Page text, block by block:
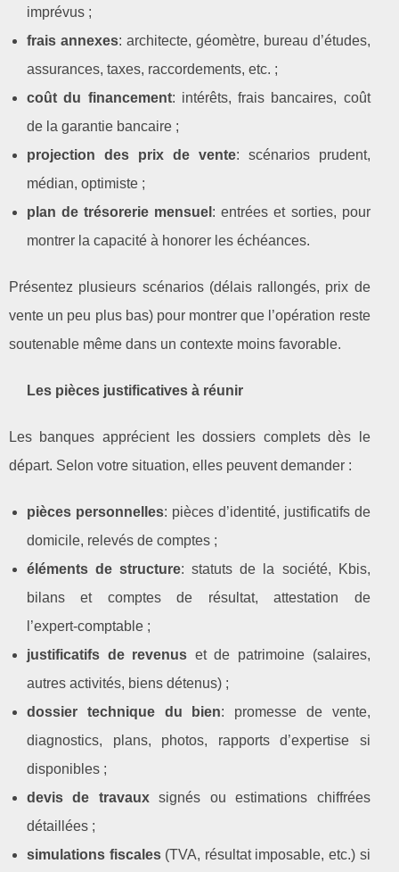
imprévus ;
frais annexes: architecte, géomètre, bureau d’études,
assurances, taxes, raccordements, etc. ;
coût du financement: intérêts, frais bancaires, coût
de la garantie bancaire ;
projection des prix de vente: scénarios prudent,
médian, optimiste ;
plan de trésorerie mensuel : entrées et sorties, pour
montrer la capacité à honorer les échéances.
Présentez plusieurs scénarios (délais rallongés, prix de
vente un peu plus bas) pour montrer que l’opération reste
soutenable même dans un contexte moins favorable.
Les pièces justificatives à réunir
Les banques apprécient les dossiers complets dès le
départ. Selon votre situation, elles peuvent demander :
pièces personnelles: pièces d’identité, justificatifs de
domicile, relevés de comptes ;
éléments de structure: statuts de la société, Kbis,
bilans et comptes de résultat, attestation de
l’expert‑comptable ;
justificatifs de revenus et de patrimoine (salaires,
autres activités, biens détenus) ;
dossier technique du bien: promesse de vente,
diagnostics, plans, photos, rapports d’expertise si
disponibles ;
devis de travauxsignés ou estimations chiffrées
détaillées ;
simulations fiscales(TVA, résultat imposable, etc.) si